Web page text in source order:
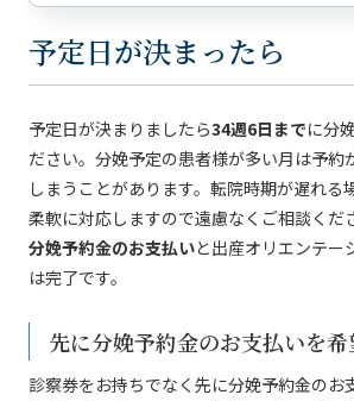
予定日が決まったら
予定日が決まりましたら34週6日までに分
ださい。分娩予定の患者様が多い月は予約
しまうことがあります。転院時期が遅れる
柔軟に対応しますので遠慮なくご相談くだ
分娩予約金のお支払いと出産オリエンテー
は完了です。
先に分娩予約金のお支払いを
診察券をお持ちでなく先に分娩予約金のお